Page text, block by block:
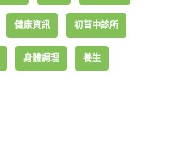
健康資訊 初苜中診所
身體調理 養生